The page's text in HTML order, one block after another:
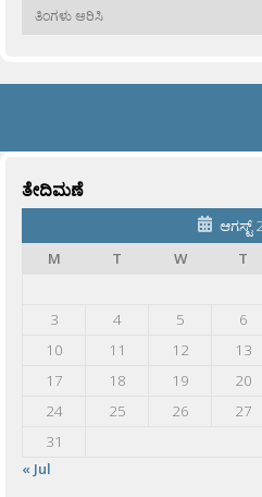
ಹಳೆಯವು
ತೇದಿಮಣೆ
ಆಗಸ್ಟ್
M
T W T
3
4 5 6
10
11 12 13
17
18 19 20
24
25 26 27
31
« Jul